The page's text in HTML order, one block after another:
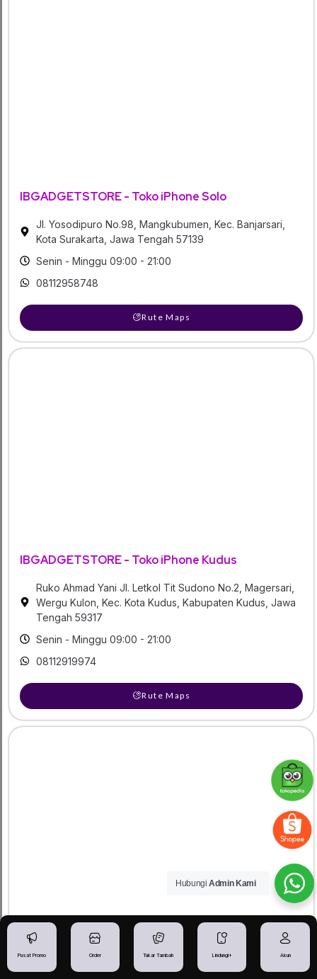
IBGADGETSTORE - Toko iPhone Solo
Jl. Yosodipuro No.98, Mangkubumen, Kec. Banjarsari,
Kota Surakarta, Jawa Tengah 57139
Senin - Minggu 09:00 - 21:00
08112958748
Rute Maps
IBGADGETSTORE - Toko iPhone Kudus
Ruko Ahmad Yani Jl. Letkol Tit Sudono No.2, Magersari,
Wergu Kulon, Kec. Kota Kudus, Kabupaten Kudus, Jawa
Tengah 59317
Senin - Minggu 09:00 - 21:00
08112919974
Rute Maps
IBGADGETSTORE - Toko iPhone Pekalongan
Jl. Sultan Agung No. 179 Pekalongan Timur, Pekalongan,
Pusat Promo Order Tukar Tambah Lindungi+ Akun
Hubungi Admin Kami